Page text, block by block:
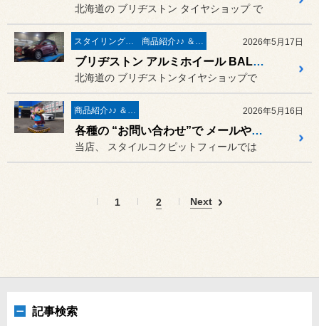
北海道の ブリヂストン タイヤショップ で
スタイリング系 ホイール＆タイヤ＆エアロパーツ 商品紹介♪♪ ＆ ”フィール”からのお知らせ。 2026年5月17日
ブリヂストン アルミホイール BALMINUM LS10（バルミナ エルエス10）と セイバーリング SL101 セットの装着作業 ／ トヨタ パッソ
北海道の ブリヂストンタイヤショップで
商品紹介♪♪ ＆ ”フィール”からのお知らせ。 2026年5月16日
各種の “お問い合わせ”で メールや電話、ご来店を頂く前に お読みください
当店、 スタイルコクピットフィールでは
1 2 Next
記事検索